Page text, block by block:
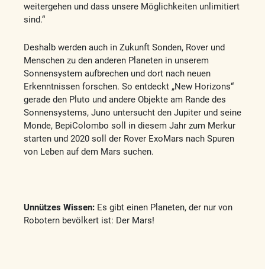
weitergehen und dass unsere Möglichkeiten unlimitiert
sind.“
Deshalb werden auch in Zukunft Sonden, Rover und
Menschen zu den anderen Planeten in unserem
Sonnensystem aufbrechen und dort nach neuen
Erkenntnissen forschen. So entdeckt „New Horizons“
gerade den Pluto und andere Objekte am Rande des
Sonnensystems, Juno untersucht den Jupiter und seine
Monde, BepiColombo soll in diesem Jahr zum Merkur
starten und 2020 soll der Rover ExoMars nach Spuren
von Leben auf dem Mars suchen.
Unnützes Wissen: Es gibt einen Planeten, der nur von
Robotern bevölkert ist: Der Mars!